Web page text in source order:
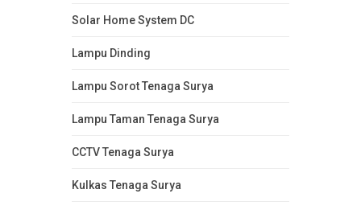
Solar Home System DC
Lampu Dinding
Lampu Sorot Tenaga Surya
Lampu Taman Tenaga Surya
CCTV Tenaga Surya
Kulkas Tenaga Surya